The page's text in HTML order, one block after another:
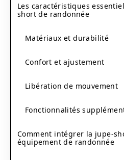
Les caractéristiques
short de randonnée
Matériaux et durabilité
Confort et ajustement
Libération de mouvement
Fonctionnalités
Comment intégrer la jupe-
équipement de randonnée